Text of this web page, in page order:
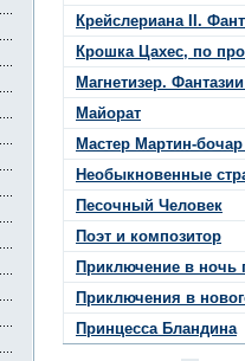
Крейслериана II.
Крошка Цахес, по
Магнетизер.
Майорат
Мастер Мартин-
Необыкновенные
Песочный Человек
Поэт и композитор
Приключение в ночь
Приключения в
Принцесса Бландина